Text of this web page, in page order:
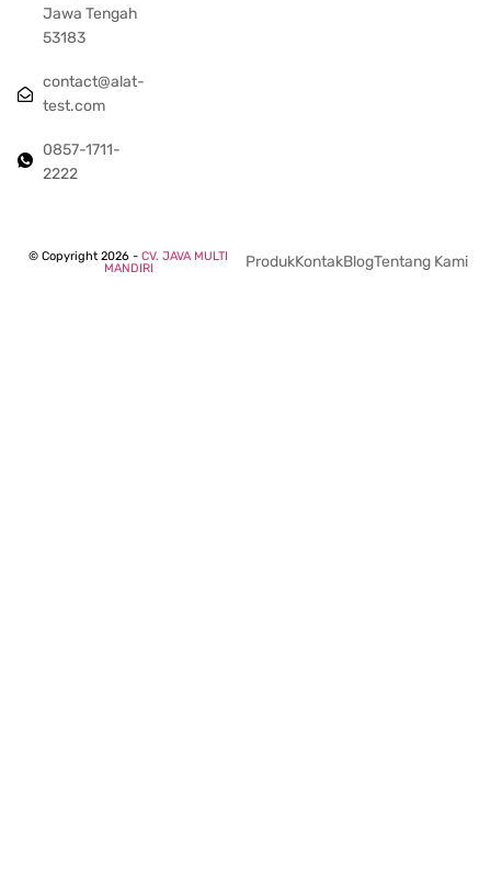
Jawa Tengah
53183
contact@alat-
test.com
0857-1711-
2222
© Copyright 2026 - CV. JAVA MULTI
MANDIRI
ProdukKontakBlogTentang Kami